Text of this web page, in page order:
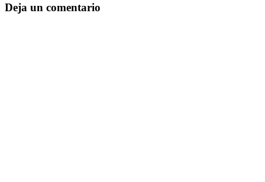
Deja un comentario